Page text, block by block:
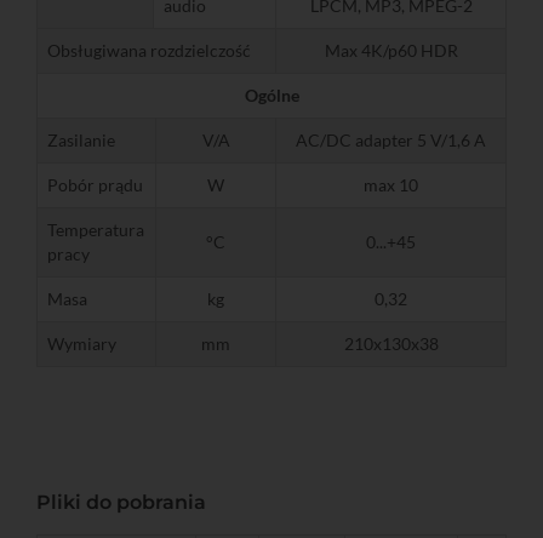
audio LPCM, MP3, MPEG-2
Obsługiwana rozdzielczość Max 4K/p60 HDR
Ogólne
Zasilanie V/A AC/DC adapter 5 V/1,6 A
Pobór prądu W max 10
Temperatura
pracy
°C 0...+45
Masa kg 0,32
Wymiary mm 210x130x38
Pliki do pobrania